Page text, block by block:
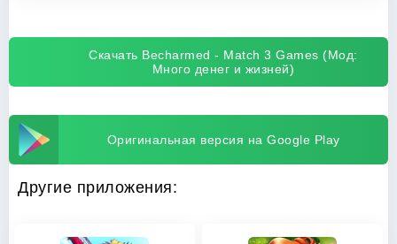
Скачать Becharmed - Match 3 Games (Мод:
Много денег и жизней)
Оригинальная версия на Google Play
Другие приложения: